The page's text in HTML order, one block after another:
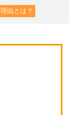
由とは？